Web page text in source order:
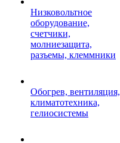
Низковольтное
оборудование,
счетчики,
молниезащита,
разъемы, клеммники
Обогрев, вентиляция,
климатотехника,
гелиосистемы